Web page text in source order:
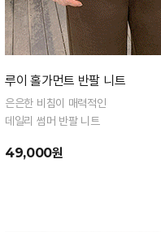
루이 홀가먼트 반팔 니트
은은한 비침이 매력적인
데일리 썸머 반팔 니트
49,000원